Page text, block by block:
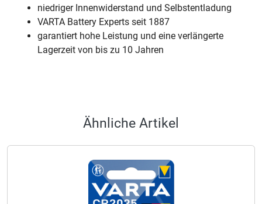
niedriger Innenwiderstand und Selbstentladung
VARTA Battery Experts seit 1887
garantiert hohe Leistung und eine verlängerte
Lagerzeit von bis zu 10 Jahren
Ähnliche Artikel